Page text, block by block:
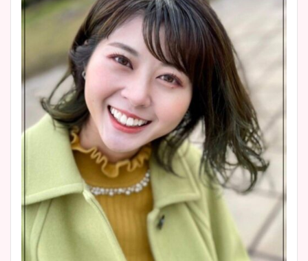
まとめた！
大家彩香アナのかわいいカッ
プ画像まとめ！同期や実家に
wikiプロフも！
安藤萌々アナのカップ画像や
ニット衣装まとめ！美足の筋
肉も凄い！
鈴木唯の太ってた時の体重が
ヤバすぎww原因や痩せたダ